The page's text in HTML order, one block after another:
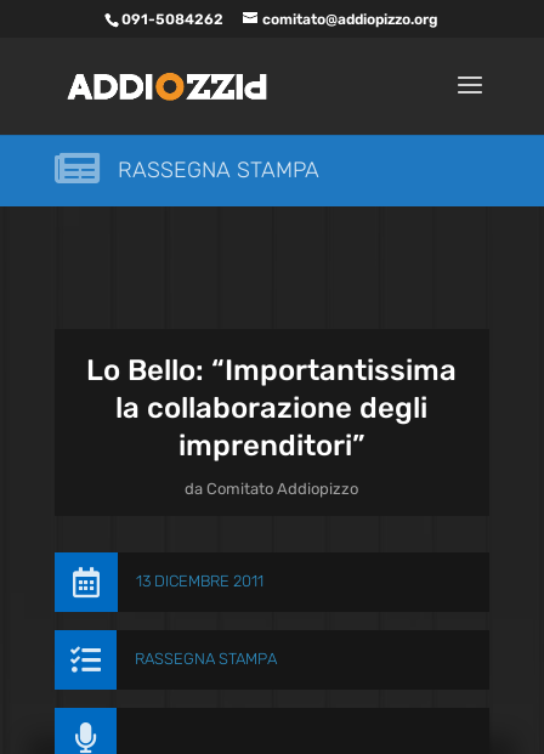
091-5084262 comitato@addiopizzo.org
 RASSEGNA STAMPA
Lo Bello: “Importantissima
la collaborazione degli
imprenditori”
daComitato Addiopizzo
 13 DICEMBRE 2011
 RASSEGNA STAMPA
